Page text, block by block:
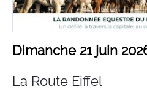
Dimanche 21 juin
La Route Eiffel